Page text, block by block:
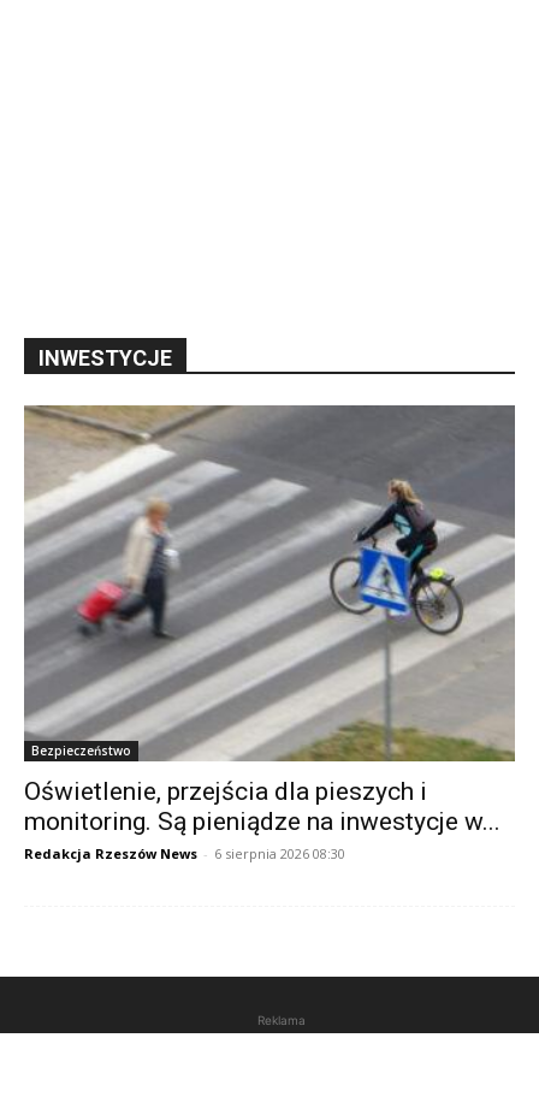
INWESTYCJE
Bezpieczeństwo
Oświetlenie, przejścia dla pieszych i
monitoring. Są pieniądze na inwestycje w...
Redakcja Rzeszów News - 6 sierpnia 2026 08:30
Reklama